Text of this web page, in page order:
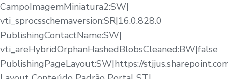
CampoImagemMiniatura2:SW|
vti_sprocsschemaversion:SR|16.0.828.0
PublishingContactName:SW|
vti_areHybridOrphanHashedBlobsCleaned:BW|false
PublishingPageLayout:SW|https://